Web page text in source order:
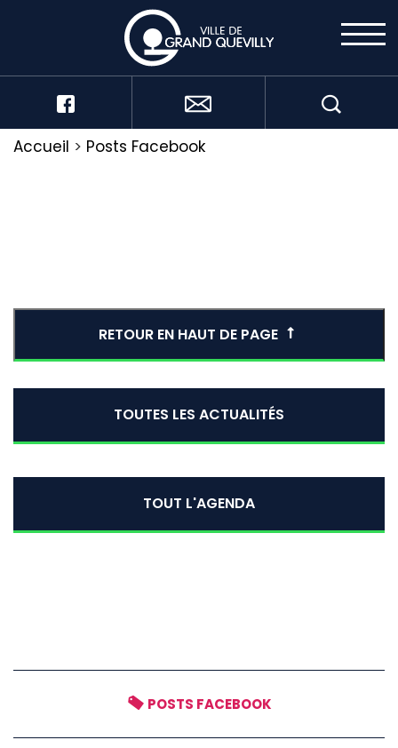
Accueil > Posts Facebook
RETOUR EN HAUT DE PAGE
TOUTES LES ACTUALITÉS
TOUT L'AGENDA
POSTS FACEBOOK